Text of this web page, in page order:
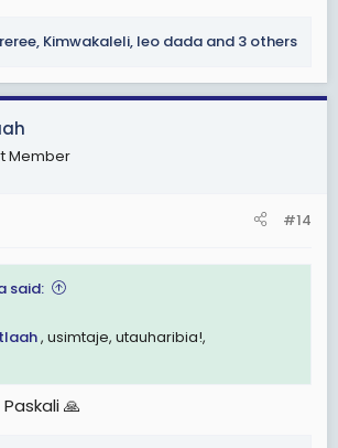
, Kimwakaleli, leo dada and 3 others
Member
#14
said:
, usimtaje, utauharibia!,
🙏